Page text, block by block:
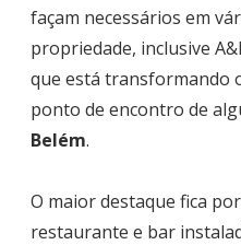
façam necessários em
propriedade, inclusive
que está transformando
ponto de encontro de
Belém.
O maior destaque fica
restaurante e bar